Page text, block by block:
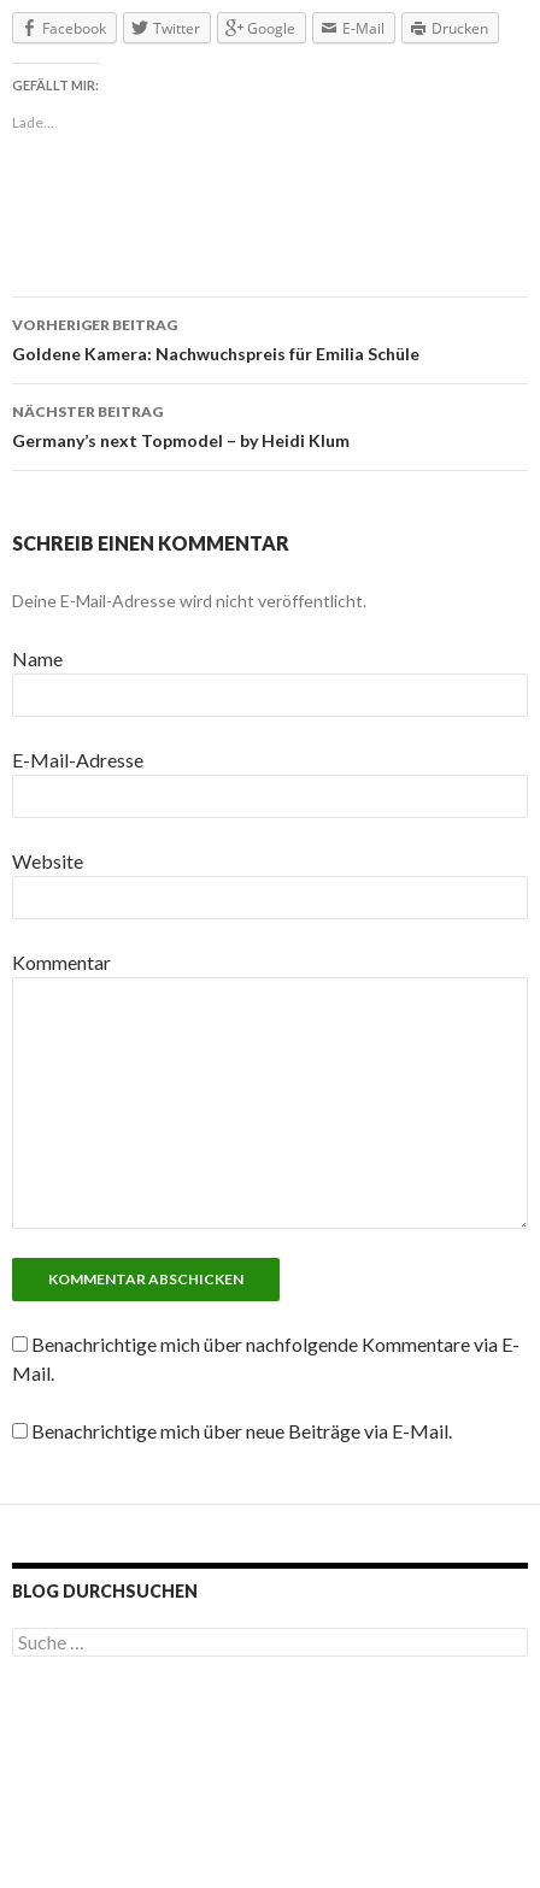
Facebook Twitter Google E-Mail Drucken
GEFÄLLT MIR:
Lade...
Beitragsnavigation
VORHERIGER BEITRAG
Goldene Kamera: Nachwuchspreis für Emilia Schüle
NÄCHSTER BEITRAG
Germany’s next Topmodel – by Heidi Klum
SCHREIB EINEN KOMMENTAR
Deine E-Mail-Adresse wird nicht veröffentlicht.
Name
E-Mail-Adresse
Website
Kommentar
Benachrichtige mich über nachfolgende Kommentare via E-
Mail.
Benachrichtige mich über neue Beiträge via E-Mail.
BLOG DURCHSUCHEN
S
u